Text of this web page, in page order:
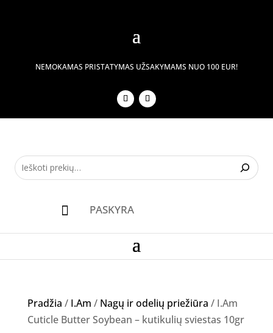
NEMOKAMAS PRISTATYMAS UŽSAKYMAMS NUO 100 EUR!
 PASKYRA
Pradžia / I.Am / Nagų ir odelių priežiūra / I.Am
Cuticle Butter Soybean – kutikulių sviestas 10gr